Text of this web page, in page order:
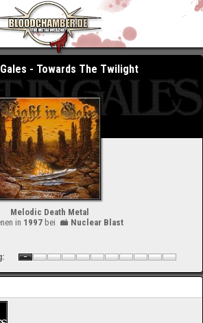
- Towards The Twilight
Melodic Death Metal
in 1997 bei Nuclear Blast